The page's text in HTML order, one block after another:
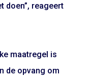
doen”, reageert
maatregel is
de opvang om